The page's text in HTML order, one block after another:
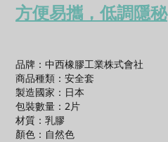
方便易攜 ，低調隱秘
品牌：中西橡膠工業株式會社
商品種類： 安全套
製造國家：日本
包裝數量：2片
材質： 乳膠
顏色：自然色